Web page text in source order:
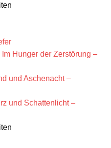
Hunger der Zerstörung –
und Aschenacht –
und Schattenlicht –